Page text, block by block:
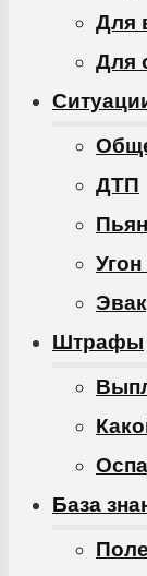
Для
Для
ДТП
Штрафы
База